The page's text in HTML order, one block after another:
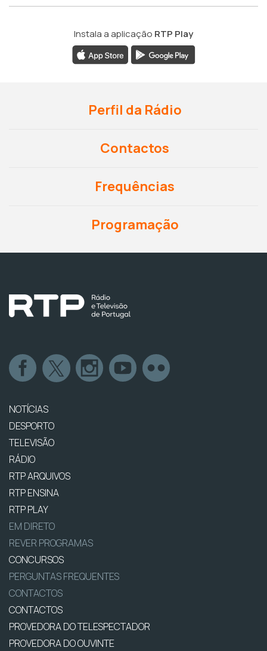
Instala a aplicação RTP Play
Perfil da Rádio
Contactos
Frequências
Programação
NOTÍCIAS
DESPORTO
TELEVISÃO
RÁDIO
RTP ARQUIVOS
RTP ENSINA
RTP PLAY
EM DIRETO
REVER PROGRAMAS
CONCURSOS
PERGUNTAS FREQUENTES
CONTACTOS
CONTACTOS
PROVEDORA DO TELESPECTADOR
PROVEDORA DO OUVINTE